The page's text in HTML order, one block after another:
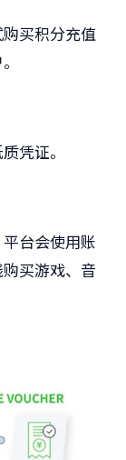
买积分充值
凭证。
台会使用账
买游戏、音